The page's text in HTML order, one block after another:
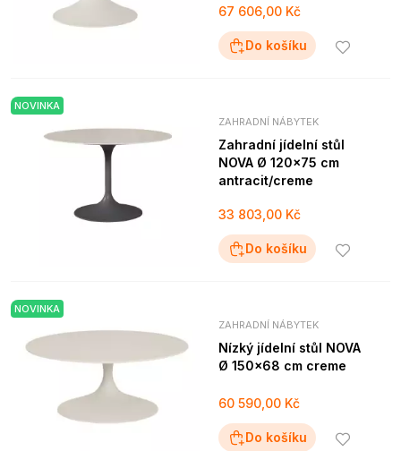
67 606,00 Kč
Do košíku
NOVINKA
ZAHRADNÍ NÁBYTEK
Zahradní jídelní stůl
NOVA Ø 120x75 cm
antracit/creme
33 803,00 Kč
Do košíku
NOVINKA
ZAHRADNÍ NÁBYTEK
Nízký jídelní stůl NOVA
Ø 150x68 cm creme
60 590,00 Kč
Do košíku